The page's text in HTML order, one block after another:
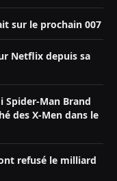
sur le prochain 007
Netflix depuis sa
Spider-Man Brand
des X-Men dans le
refusé le milliard